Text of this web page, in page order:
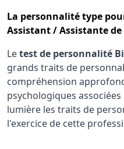
La personnalité type
Assistant / Assistante
Letest de personnalité
grands traits de
compréhension
psychologiques
lumière les traits de
l'exercice de cette